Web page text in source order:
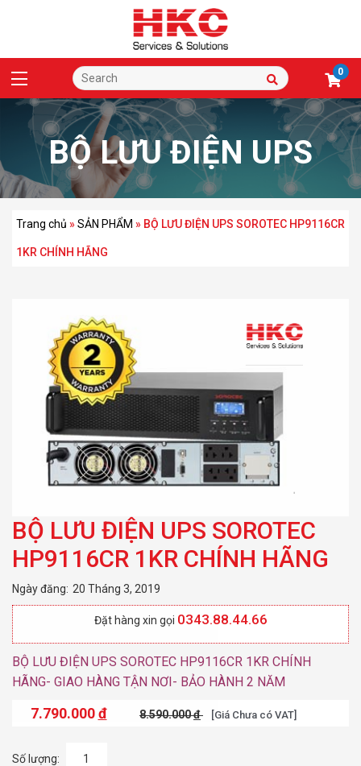
0
BỘ LƯU ĐIỆN UPS
SOROTEC HP9116CR
1KR CHÍNH HÃNG
Trang chủ »SẢN PHẨM » BỘ LƯU ĐIỆN UPS SOROTEC HP9116CR
1KR CHÍNH HÃNG
BỘ LƯU ĐIỆN UPS SOROTEC
HP9116CR 1KR CHÍNH HÃNG
Ngày đăng: 20 Tháng 3, 2019
Đặt hàng xin gọi 0343.88.44.66
BỘ LƯU ĐIỆN UPS SOROTEC HP9116CR 1KR CHÍNH
HÃNG- GIAO HÀNG TẬN NƠI- BẢO HÀNH 2 NĂM
7.790.000đ 8.590.000đ [Giá Chưa có VAT]
Số lượng: